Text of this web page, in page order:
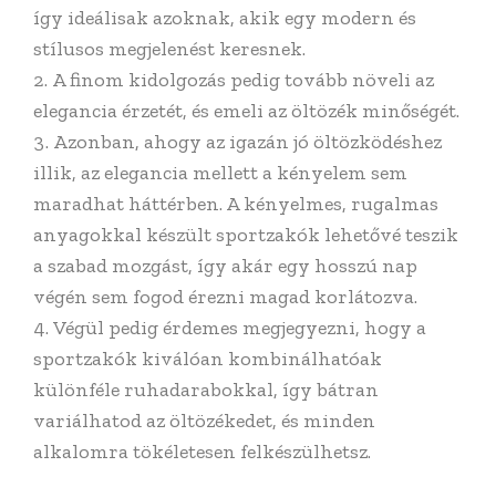
így ideálisak azoknak, akik egy modern és
stílusos megjelenést keresnek.
A finom kidolgozás pedig tovább növeli az
elegancia érzetét, és emeli az öltözék minőségét.
Azonban, ahogy az igazán jó öltözködéshez
illik, az elegancia mellett a kényelem sem
maradhat háttérben. A kényelmes, rugalmas
anyagokkal készült sportzakók lehetővé teszik
a szabad mozgást, így akár egy hosszú nap
végén sem fogod érezni magad korlátozva.
Végül pedig érdemes megjegyezni, hogy a
sportzakók kiválóan kombinálhatóak
különféle ruhadarabokkal, így bátran
variálhatod az öltözékedet, és minden
alkalomra tökéletesen felkészülhetsz.